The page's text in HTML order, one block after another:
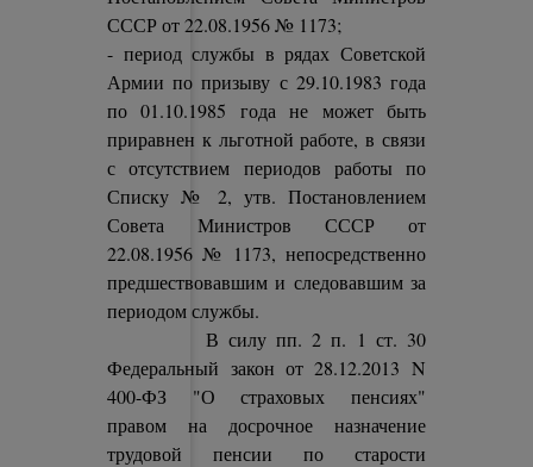
СССР от 22.08.1956 № 1173;
- период службы в рядах Советской
Армии по призыву с 29.10.1983 года
по 01.10.1985 года не может быть
приравнен к льготной работе, в связи
с отсутствием периодов работы по
Списку № 2, утв. Постановлением
Совета Министров СССР от
22.08.1956 № 1173, непосредственно
предшествовавшим и следовавшим за
периодом службы.
В силу пп. 2 п. 1 ст. 30
Федеральный закон от 28.12.2013 N
400-ФЗ "О страховых пенсиях"
правом на досрочное назначение
трудовой пенсии по старости